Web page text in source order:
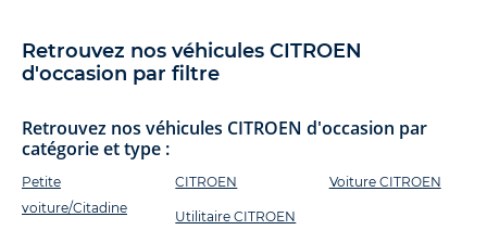
Retrouvez nos véhicules CITROEN
d'occasion par filtre
Retrouvez nos véhicules CITROEN d'occasion par
catégorie et type :
Petite
voiture/Citadine
CITROEN
Utilitaire CITROEN
Voiture CITROEN